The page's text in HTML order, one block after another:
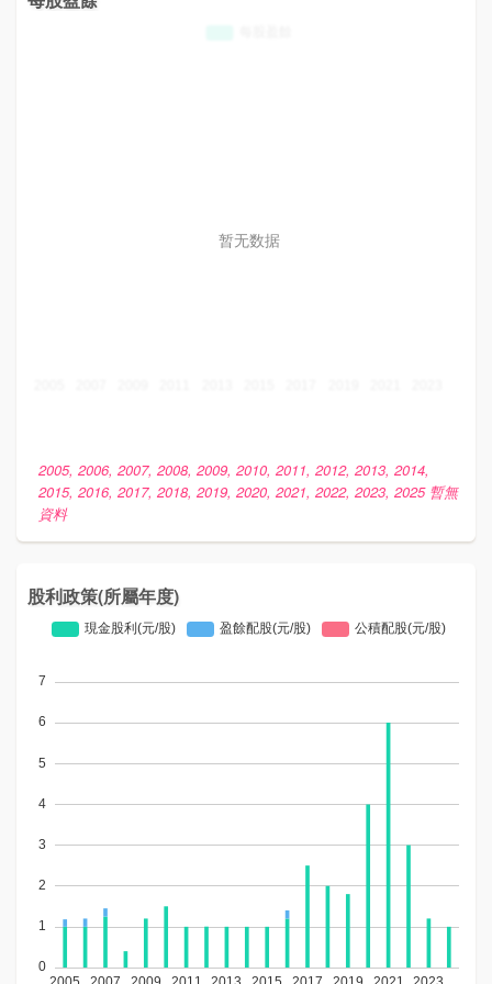
暂无数据
2005, 2006, 2007, 2008, 2009, 2010, 2011, 2012, 2013, 2014,
2015, 2016, 2017, 2018, 2019, 2020, 2021, 2022, 2023, 2025 暫無
資料
股利政策(所屬年度)